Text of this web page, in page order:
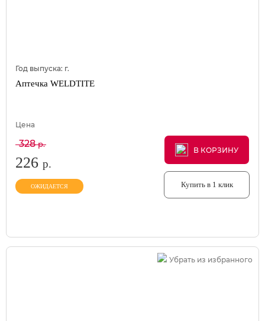
Год выпуска: г.
Аптечка WELDTITE
Цена
328р.
226 р.
ОЖИДАЕТСЯ
В КОРЗИНУ
В КОРЗИНУ
В КОРЗИНУ
Купить в 1 клик
Убрать из избранного